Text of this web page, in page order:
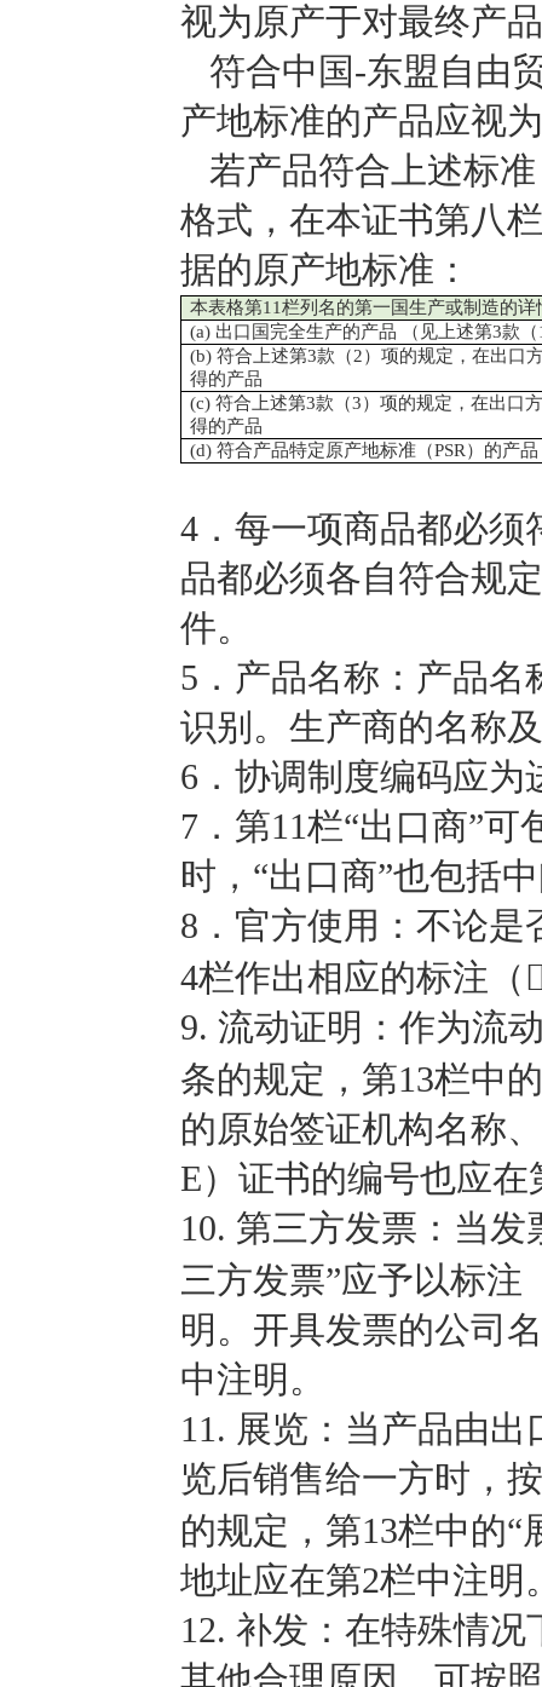
视为原产于对最终产
符合中国-东盟自由
产地标准的产品应视
若产品符合上述标
格式，在本证书第八
据的原产地标准：
本表格第11栏列名的第一国生产或制造的详
(a) 出口国完全生产的产品 （见上述第3款
(b) 符合上述第3款（2）项的规定，在出口
得的产品
(c) 符合上述第3款（3）项的规定，在出口
得的产品
(d) 符合产品特定原产地标准（PSR）的产品
4．每一项商品都必须
品都必须各自符合规
件。
5 ．产品名称：产品
识别。生产商的名称
6 ．协调制度编码应
7．第11栏“出口商”
时，“出口商”也包括
8 ．官方使用：不论
4栏作出相应的标注（
9. 流动证明：作为流
条的规定，第13栏中
的原始签证机构名称
E）证书的编号也应在
10. 第三方发票：当发
三方发票”应予以标注
明。开具发票的公司
中注明。
11. 展览：当产品由
览后销售给一方时，
的规定，第13栏中的
地址应在第2栏中注明
12. 补发：在特殊情况